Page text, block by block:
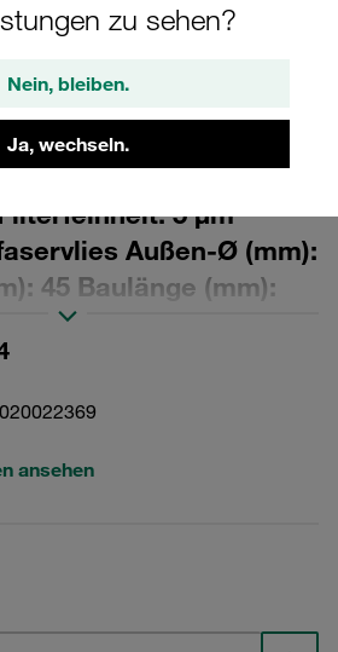
zu sehen?
Nein, bleiben.
Ja, wechseln.
für
5 µm
Außen-Ø (mm):
45 Baulänge (mm):
β-Wert >200
ansehen